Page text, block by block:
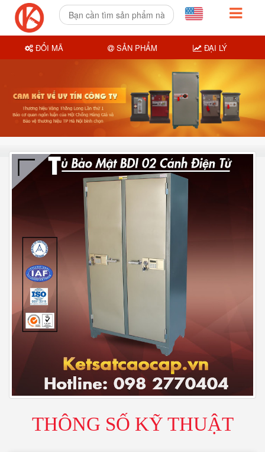
THÔNG SỐ KỸ THUẬT
ĐỔI MÃ SẢN PHẨM ĐẠI LÝ